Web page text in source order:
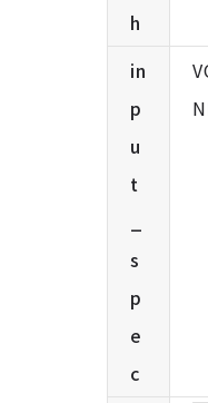
h
in
p
u
t
s
p
e
c